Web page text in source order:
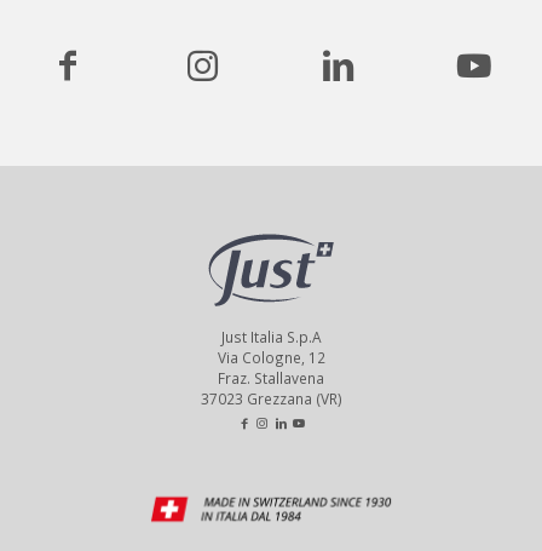
Just Italia S.p.A
Via Cologne, 12
Fraz. Stallavena
37023 Grezzana (VR)